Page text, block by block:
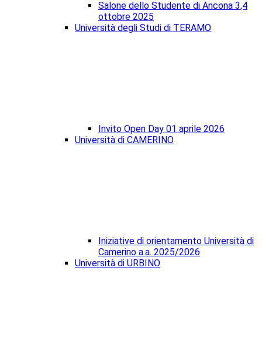
Salone dello Studente di Ancona 3,4
ottobre 2025
Università degli Studi di TERAMO
Invito Open Day 01 aprile 2026
Università di CAMERINO
Iniziative di orientamento Università di
Camerino a.a. 2025/2026
Università di URBINO